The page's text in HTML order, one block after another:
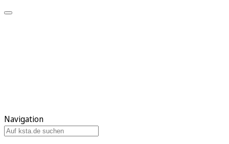
Navigation